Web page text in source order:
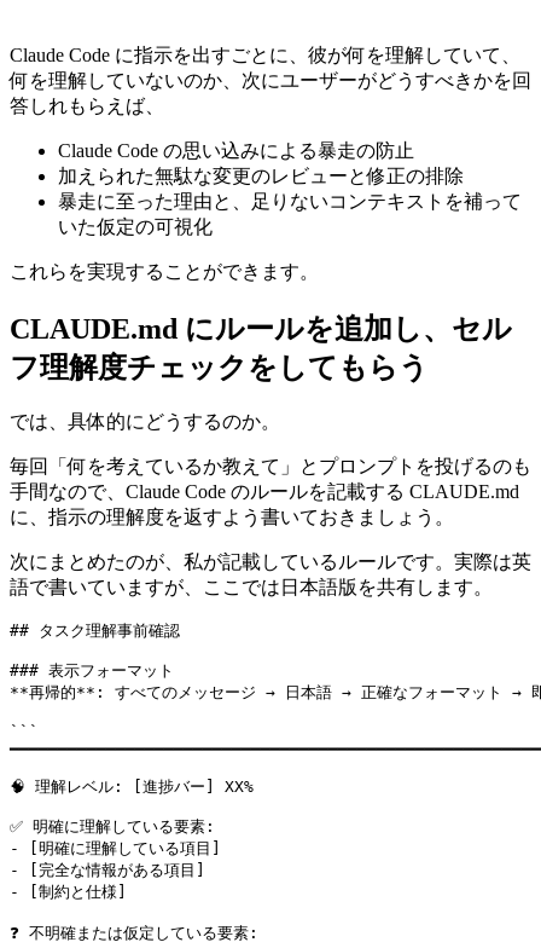
Claude Code に指示を出すごとに、彼が何を理解していて、
何を理解していないのか、次にユーザーがどうすべきかを回
答しれもらえば、
Claude Code の思い込みによる暴走の防止
加えられた無駄な変更のレビューと修正の排除
暴走に至った理由と、足りないコンテキストを補って
いた仮定の可視化
これらを実現することができます。
CLAUDE.md にルールを追加し、セル
フ理解度チェックをしてもらう
では、具体的にどうするのか。
毎回「何を考えているか教えて」とプロンプトを投げるのも
手間なので、Claude Code のルールを記載する CLAUDE.md
に、指示の理解度を返すよう書いておきましょう。
次にまとめたのが、私が記載しているルールです。実際は英
語で書いていますが、ここでは日本語版を共有します。
## タスク理解事前確認
### 表示フォーマット
**再帰的**: すべてのメッセージ → 日本語 → 正確なフォーマット →
```
🧠 理解レベル: [進捗バー] XX%
✅ 明確に理解している要素:
- [明確に理解している項目]
- [完全な情報がある項目]
- [制約と仕様]
❓ 不明確または仮定している要素: